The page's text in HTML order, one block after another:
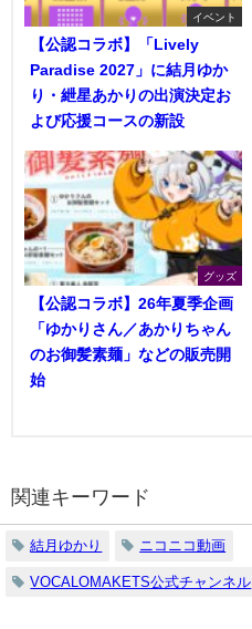
イベント
【公認コラボ】「Lively
Paradise 2027」に結月ゆか
り・紲星あかりの出演決定お
よび応援コースの新設
グッズ
【公認コラボ】26年夏季企画
「ゆかりさん／あかりちゃん
のお御髪素麺」などの販売開
始
関連キーワード
結月ゆかり ニコニコ動画
VOCALOMAKETS公式チャンネル